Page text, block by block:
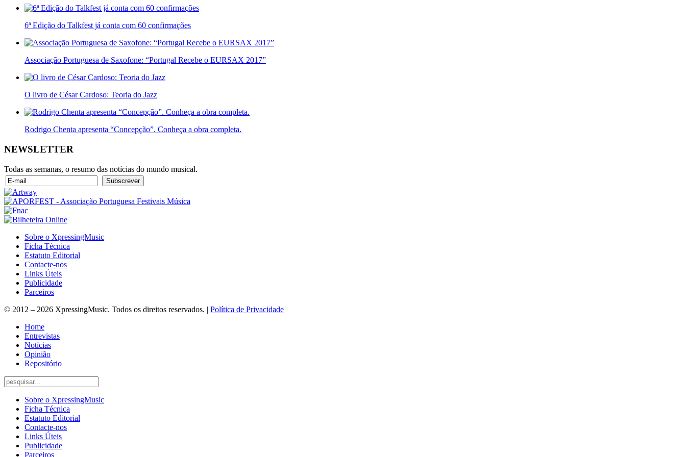
6ª Edição do Talkfest já conta com 60 confirmações
Associação Portuguesa de Saxofone: “Portugal Recebe o EURSAX 2017”
O livro de César Cardoso: Teoria do Jazz
Rodrigo Chenta apresenta “Concepção”. Conheça a obra completa.
NEWSLETTER
Todas as semanas, o resumo das notícias do mundo musical.
Sobre o XpressingMusic
Ficha Técnica
Estatuto Editorial
Contacte-nos
Links Úteis
Publicidade
Parceiros
© 2012 – 2026 XpressingMusic. Todos os direitos reservados. | Política de Privacidade
Home
Entrevistas
Notícias
Opinião
Repositório
Sobre o XpressingMusic
Ficha Técnica
Estatuto Editorial
Contacte-nos
Links Úteis
Publicidade
Parceiros